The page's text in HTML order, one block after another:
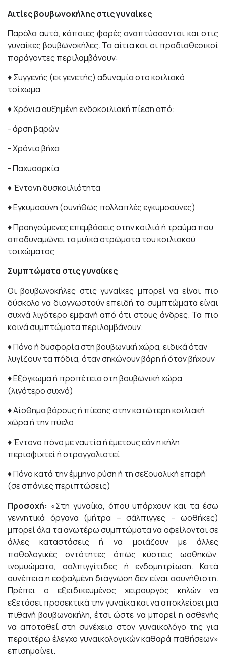
Αιτίες βουβωνοκήλης στις γυναίκες
Παρόλα αυτά, κάποιες φορές αναπτύσσονται και στις
γυναίκες βουβωνοκήλες. Τα αίτια και οι προδιαθεσικοί
παράγοντες περιλαμβάνουν:
♦ Συγγενής (εκ γενετής) αδυναμία στο κοιλιακό
τοίχωμα
♦ Χρόνια αυξημένη ενδοκοιλιακή πίεση από:
- άρση βαρών
- Χρόνιο βήχα
- Παχυσαρκία
♦ Έντονη δυσκοιλιότητα
♦ Εγκυμοσύνη (συνήθως πολλαπλές εγκυμοσύνες)
♦ Προηγούμενες επεμβάσεις στην κοιλιά ή τραύμα που
αποδυναμώνει τα μυϊκά στρώματα του κοιλιακού
τοιχώματος
Συμπτώματα στις γυναίκες
Οι βουβωνοκήλες στις γυναίκες μπορεί να είναι πιο
δύσκολο να διαγνωστούν επειδή τα συμπτώματα είναι
συχνά λιγότερο εμφανή από ότι στους άνδρες. Τα πιο
κοινά συμπτώματα περιλαμβάνουν:
♦ Πόνο ή δυσφορία στη βουβωνική χώρα, ειδικά όταν
λυγίζουν τα πόδια, όταν σηκώνουν βάρη ή όταν βήχουν
♦ Εξόγκωμα ή προπέτεια στη βουβωνική χώρα
(λιγότερο συχνό)
♦ Αίσθημα βάρους ή πίεσης στην κατώτερη κοιλιακή
χώρα ή την πύελο
♦ Έντονο πόνο με ναυτία ή έμετους εάν η κήλη
περισφιχτεί ή στραγγαλιστεί
♦ Πόνο κατά την έμμηνο ρύση ή τη σεξουαλική επαφή
(σε σπάνιες περιπτώσεις)
Προσοχή: «Στη γυναίκα, όπου υπάρχουν και τα έσω
γεννητικά όργανα (μήτρα – σάλπιγγες – ωοθήκες)
μπορεί όλα τα ανωτέρω συμπτώματα να οφείλονται σε
άλλες καταστάσεις ή να μοιάζουν με άλλες
παθολογικές οντότητες όπως κύστεις ωοθηκών,
ινομυώματα, σαλπιγγίτιδες ή ενδομητρίωση. Κατά
συνέπεια η εσφαλμένη διάγνωση δεν είναι ασυνήθιστη.
Πρέπει ο εξειδικευμένος χειρουργός κηλών να
εξετάσει προσεκτικά την γυναίκα και να αποκλείσει μια
πιθανή βουβωνοκήλη, έτσι ώστε να μπορεί η ασθενής
να αποταθεί στη συνέχεια στον γυναικολόγο της για
περαιτέρω έλεγχο γυναικολογικών καθαρά παθήσεων»
επισημαίνει.